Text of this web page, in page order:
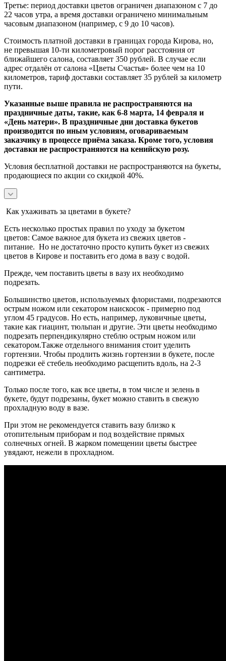
Третье: период доставки цветов ограничен диапазоном с 7 до
22 часов утра, а время доставки ограничено минимальным
часовым диапазоном (например, с 9 до 10 часов).
Стоимость платной доставки в границах города Кирова, но,
не превышая 10-ти километровый порог расстояния от
ближайшего салона, составляет 350 рублей. В случае если
адрес отдалён от салона «Цветы Счастья» более чем на 10
километров, тариф доставки составляет 35 рублей за километр
пути.
Указанные выше правила не распространяются на
праздничные даты, такие, как 6-8 марта, 14 февраля и
«День матери». В праздничные дни доставка букетов
производится по иным условиям, оговариваемым
заказчику в процессе приёма заказа. Кроме того, условия
доставки не распространяются на кенийскую розу.
Условия бесплатной доставки не распространяются на букеты,
продающиеся по акции со скидкой 40%.
Как ухаживать за цветами в букете?
Есть несколько простых правил по уходу за букетом
цветов: Самое важное для букета из свежих цветов -
питание. Но не достаточно просто купить букет из свежих
цветов в Кирове и поставить его дома в вазу с водой.
Прежде, чем поставить цветы в вазу их необходимо
подрезать.
Большинство цветов, используемых флористами, подрезаются
острым ножом или секатором наискосок - примерно под
углом 45 градусов. Но есть, например, луковичные цветы,
такие как гиацинт, тюльпан и другие. Эти цветы необходимо
подрезать перпендикулярно стеблю острым ножом или
секатором.Также отдельного внимания стоит уделить
гортензии. Чтобы продлить жизнь гортензии в букете, после
подрезки её стебель необходимо расщепить вдоль, на 2-3
сантиметра.
Только после того, как все цветы, в том числе и зелень в
букете, будут подрезаны, букет можно ставить в свежую
прохладную воду в вазе.
При этом не рекомендуется ставить вазу близко к
отопительным приборам и под воздействие прямых
солнечных огней. В жарком помещении цветы быстрее
увядают, нежели в прохладном.